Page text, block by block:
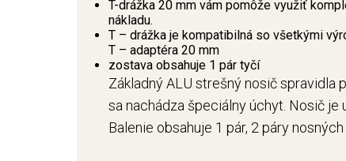
T-drážka 20 mm vám pomôže využiť
nákladu.
T – drážka je kompatibilná so všetkými
T – adaptéra 20 mm
zostava obsahuje 1 pár tyčí
Základný ALU strešný nosič spravidla
sa nachádza špeciálny úchyt. Nosič je
Balenie obsahuje 1 pár, 2 páry